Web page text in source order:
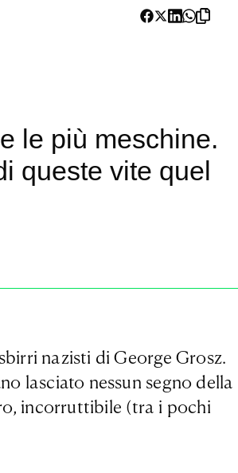
le più meschine.
queste vite quel
nazisti di George Grosz.
lasciato nessun segno della
incorruttibile (tra i pochi